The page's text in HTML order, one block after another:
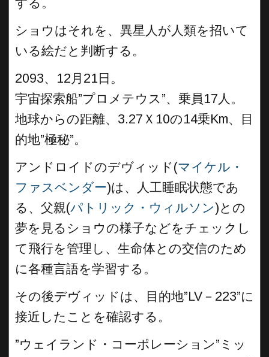
する。
ショウはそれを、異星人が人類を招いて
いる絵だと判断する。
2093、12月21日。
宇宙探索船”プロメテウス”、乗員17人。
地球からの距離、3.27Ｘ10の14乗Km、目
的地”極秘”。
アンドロイドのデヴィッド(マイケル・
ファスベンダー)は、人工睡眠状態であ
る、父親(パトリック・ウィルソン)との
夢を見るショウの様子などをチェックし
て飛行を管理し、生命体との交信のため
に各種言語を学習する。
その後デヴィッドは、目的地”LV－223”に
接近したことを確認する。
”ウェイランド・コーポレーション”ミッ